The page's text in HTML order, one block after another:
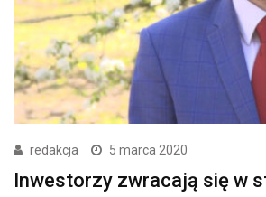
redakcja 5 marca 2020
Inwestorzy zwracają się w